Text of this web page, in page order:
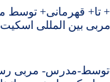
تا+ قهرمانی+
بین المللی اسکیت
توسط-مدرس- مربی